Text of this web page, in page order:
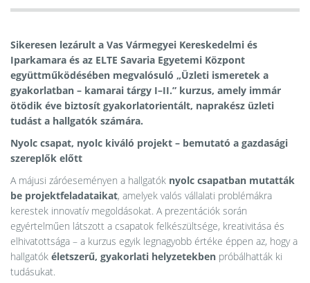
Sikeresen lezárult a Vas Vármegyei Kereskedelmi és
Iparkamara és az ELTE Savaria Egyetemi Központ
együttműködésében megvalósuló „Üzleti ismeretek a
gyakorlatban – kamarai tárgy I–II.” kurzus, amely immár
ötödik éve biztosít gyakorlatorientált, naprakész üzleti
tudást a hallgatók számára.
Nyolc csapat, nyolc kiváló projekt – bemutató a gazdasági
szereplők előtt
A májusi záróeseményen a hallgatók nyolc csapatban mutatták
be projektfeladataikat, amelyek valós vállalati problémákra
kerestek innovatív megoldásokat. A prezentációk során
egyértelműen látszott a csapatok felkészültsége, kreativitása és
elhivatottsága – a kurzus egyik legnagyobb értéke éppen az, hogy a
hallgatók életszerű, gyakorlati helyzetekben próbálhatták ki
tudásukat.